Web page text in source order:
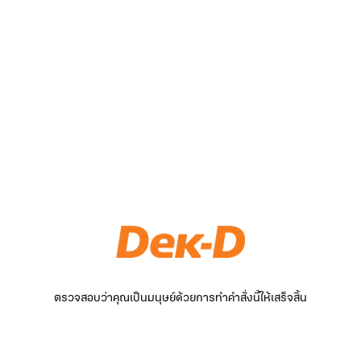
ตรวจสอบว่าคุณเป็นมนุษย์ด้วยการทำคำสั่งนี้ให้เสร็จสิ้น